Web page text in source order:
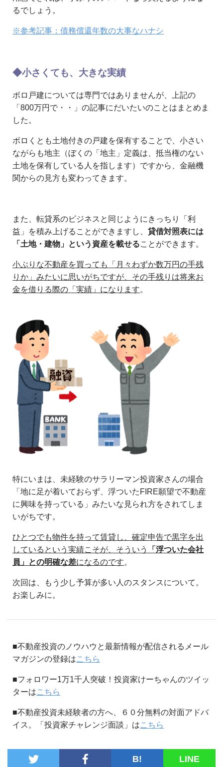
るでしょう。
※参考記事：債務償還年数の大事なハナシ
◆小さくても、大きな実績
ボロ戸建については専門ではありませんが、上記の
「800万円で・・」の記事にだいたいのことはまとめま
した。
ボロくとも土地付きの戸建を保有することで、小さい
ながらも地主（ぼくの「地主」定義は、抵当権のない
土地を保有している人を指します）ですから、金融機
関からの見方も変わってきます。
また、転貸系のビジネスと同じようにきっちり「利
益」を積み上げることができますし、 貸借対照表には
「土地・建物」という資産を載せることができます。
小ぶりな不動産を買っても「月々わずか数万円の手残
りか」みたいに思いがちですが、その手残りは将来お
金を借りる際の「実績」になります。
特にいまは、未経験のサラリーマン投資家さんの場合
「地に足が着いておらず、浮ついたFIRE願望で不動産
に興味を持っている」みたいな見られ方をされてしま
いがちです。
ひとつでも物件を持って賃貸し、確定申告で黒字を出
しているという実績こそが、そういう
「浮ついた会社
員」との明確な差になるのです。
次回は、もう少し予算が多い人のスタンスについて。
お楽しみに。
■不動産投資のノウハウと最新情報が配信されるメール
マガジンの登録はこちら
■フォロワー1万1千人突破！投資家けーちゃんのツイッ
ターはこちら
■不動産投資未経験者の方へ、６０分無料の対面アドバ
イス。「投資家チャレンジ面談」はこちら
B! LINE